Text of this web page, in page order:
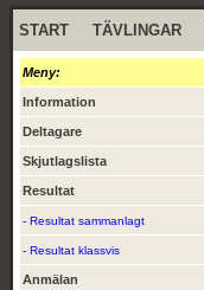
START TÄVLINGAR
Meny:
Information
Deltagare
Skjutlagslista
Resultat
- Resultat sammanlagt
- Resultat klassvis
Anmälan